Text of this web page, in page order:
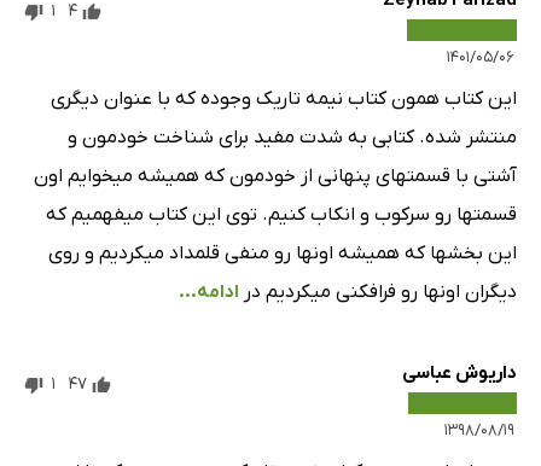
۱۴۰۱/۰۵/۰۶
4
1
این کتاب همون کتاب نیمه تاریک وجوده که با عنوان دیگری
منتشر شده. کتابی به شدت مفید برای شناخت خودمون و
آشتی با قسمتهای پنهانی از خودمون که همیشه میخوایم اون
قسمتها رو سرکوب و انکاب کنیم. توی این کتاب میفهمیم که
این بخشها که همیشه اونها رو منفی قلمداد میکردیم و روی
دیگران اونها رو فرافکنی میکردیم در ادامه...
داریوش عباسی
۱۳۹۸/۰۸/۱۹
47
1